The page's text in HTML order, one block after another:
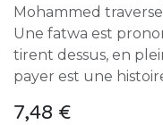
Mohammed
Une fatwa est
tirent dessus, en
payer est une
7,48 €